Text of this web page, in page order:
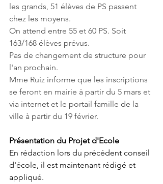
les grands, 51 élèves de PS passent
chez les moyens.
On attend entre 55 et 60 PS. Soit
163/168 élèves prévus.
Pas de changement de structure pour
l'an prochain.
Mme Ruiz informe que les inscriptions
se feront en mairie à partir du 5 mars et
via internet et le portail famille de la
ville à partir du 19 février.
Présentation du Projet d'Ecole
En rédaction lors du précédent conseil
d'école, il est maintenant rédigé et
appliqué.